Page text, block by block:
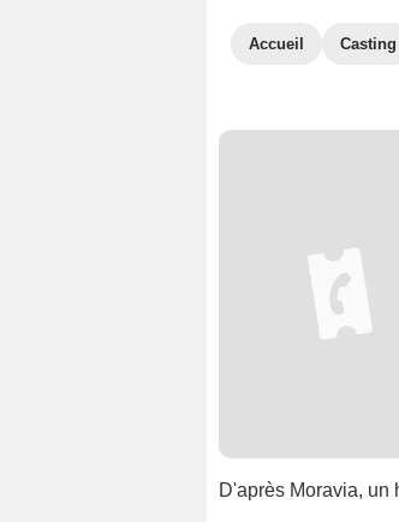
Accueil Casting
D'après Moravia, un